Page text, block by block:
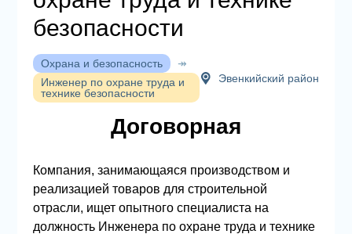
безопасности
Охрана и безопасность
↠
Инженер по охране труда и
технике безопасности
Эвенкийский район
Договорная
Компания, занимающаяся производством и
реализацией товаров для строительной
отрасли, ищет опытного специалиста на
должность Инженера по охране труда и технике